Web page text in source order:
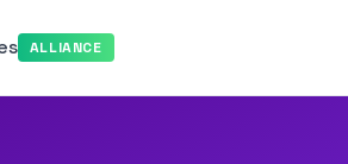
ALLIANCE